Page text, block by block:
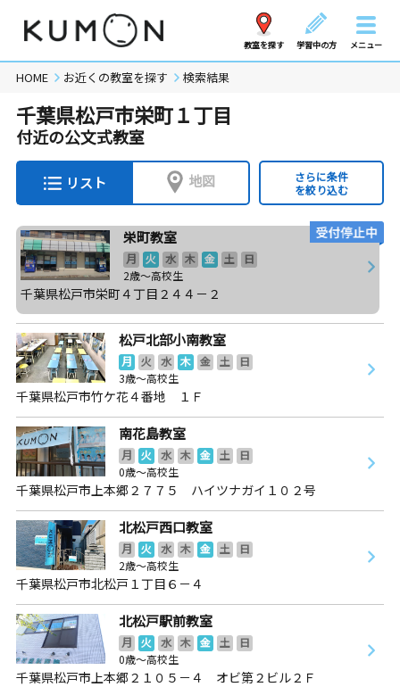
教室を探す 学習中の方 メニュー
HOME お近くの教室を探す 検索結果
千葉県松戸市栄町１丁目
付近の公文式教室
リスト 地図
さらに条件
を絞り込む
栄町教室
月 火 水 木 金 土
日
2歳～高校生
千葉県松戸市栄町４丁目２４４－２
松戸北部小南教室
月 火 水 木 金 土
日
3歳～高校生
千葉県松戸市竹ケ花４番地 １Ｆ
南花島教室
月 火 水 木 金 土
日
0歳～高校生
千葉県松戸市上本郷２７７５ ハイツナガイ１０２号
北松戸西口教室
月 火 水 木 金 土
日
2歳～高校生
千葉県松戸市北松戸１丁目６－４
北松戸駅前教室
月 火 水 木 金 土
日
0歳～高校生
千葉県松戸市上本郷２１０５－４ オビ第２ビル２Ｆ